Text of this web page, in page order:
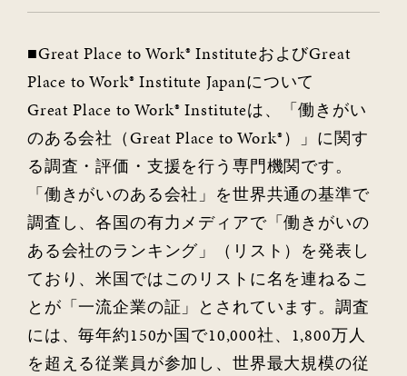
■Great Place to Work® InstituteおよびGreat
Place to Work® Institute Japanについて
Great Place to Work® Instituteは、「働きがい
のある会社（Great Place to Work®）」に関す
る調査・評価・支援を行う専門機関です。
「働きがいのある会社」を世界共通の基準で
調査し、各国の有力メディアで「働きがいの
ある会社のランキング」（リスト）を発表し
ており、米国ではこのリストに名を連ねるこ
とが「一流企業の証」とされています。調査
には、毎年約150か国で10,000社、1,800万人
を超える従業員が参加し、世界最大規模の従